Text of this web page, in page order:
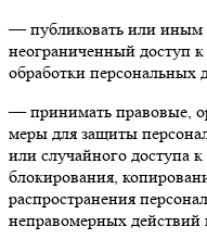
— публиковать или иным
неограниченный доступ
обработки персональных
— принимать правовые,
меры для защиты
или случайного доступа
блокирования,
распространения
неправомерных